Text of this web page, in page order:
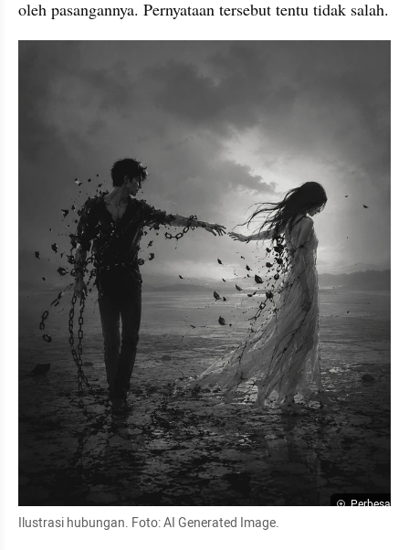
Perbesar
Ilustrasi hubungan. Foto: AI Generated Image.